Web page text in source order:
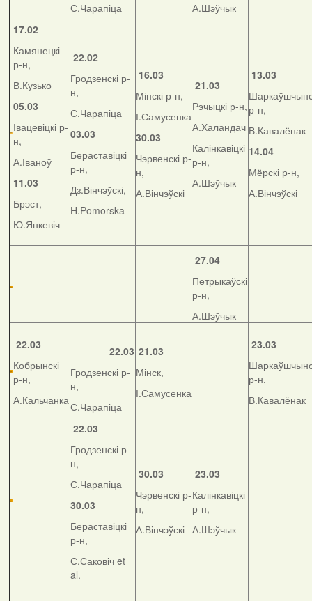
С.Чарапіца
А.Шэўчык
17.02
Камянецкі
р-н,
В.Кузько
05.03
Івацевіцкі р-
н,
А.Іваноў
11.03
Брэст,
Ю.Янкевіч
22.02
Гродзенскі р-
н,
С.Чарапіца
03.03
Бераставіцкі
р-н,
Дз.Вінчэўскі,
H.Pomorska
16.03
Мінскі р-н,
І.Самусенка
30.03
Чэрвенскі р-
н,
А.Вінчэўскі
21.03
Рэчыцкі р-н,
А.Халандач
Калінкавіцкі
р-н,
А.Шэўчык
13.03
р-н,
В.Кавалёнак
14.04
Мёрскі р-н,
А.Вінчэўскі
27.04
Петрыкаўскі
р-н,
А.Шэўчык
22.03
Кобрынскі
р-н,
А.Кальчанка
22.03
Гродзенскі р-
н,
С.Чарапіца
21.03
Мінск,
І.Самусенка
23.03
р-н,
В.Кавалёнак
22.03
Гродзенскі р-
н,
С.Чарапіца
30.03
Бераставіцкі
р-н,
С.Саковіч et
al.
30.03
Чэрвенскі р-
н,
А.Вінчэўскі
23.03
Калінкавіцкі
р-н,
А.Шэўчык